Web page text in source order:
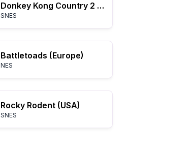
Donkey Kong Country 2 - Diddy's Kong Quest (USA) (En,Fr) (Rev A)
SNES
Battletoads (Europe)
NES
Rocky Rodent (USA)
SNES